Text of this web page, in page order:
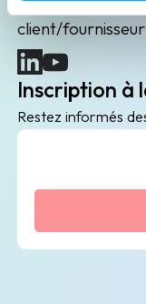
client/
(nouvelle fenêtre)
(nouvelle
Inscription à
Restez informés